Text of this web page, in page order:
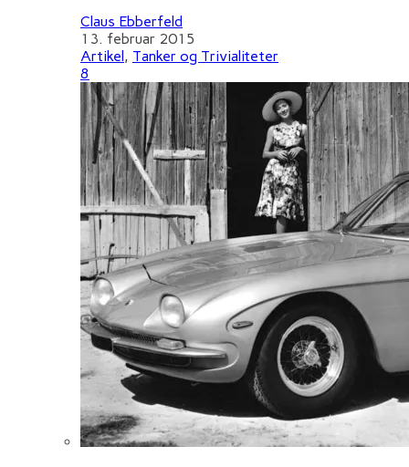
Claus Ebberfeld
13. februar 2015
Artikel, Tanker og Trivialiteter
8